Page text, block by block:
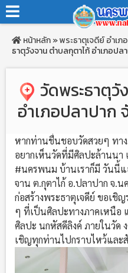
หน้าหลัก»พระธาตุเจดีย์อำเภ
ธาตุวังจาน ตำบลกุตาไก้ อำเภอป
วัดพระธาตุวั
อำเภอปลาปาก
หากท่านชื่นชอบวัดสวยๆ ทา
อยากเห็นวัดที่มีศิลปะล้านน
#นครพนม บ้านเราก็มี วันนี้
จาน ต.กุตาไก้ อ.ปลาปาก จ.
ก่อสร้างพระธาตุเจดีย์ ขอเชิ
ๆ ที่เป็นศิลปะทางภาคเหนือ
ศิลปะ นกหัสดีลิงค์ ภายในวัด
เชิญทุกท่านไปกราบไหว้และ